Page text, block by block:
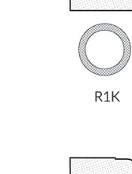
R1K